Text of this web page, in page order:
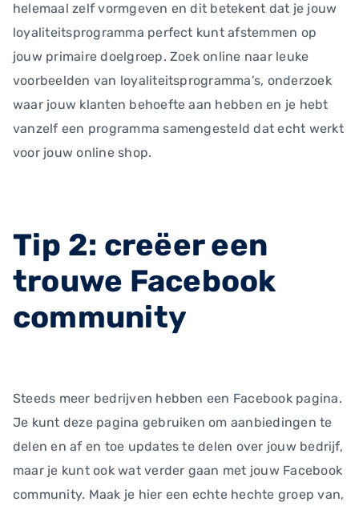
helemaal zelf vormgeven en dit betekent dat je jouw
loyaliteitsprogramma perfect kunt afstemmen op
jouw primaire doelgroep. Zoek online naar leuke
voorbeelden van loyaliteitsprogramma’s, onderzoek
waar jouw klanten behoefte aan hebben en je hebt
vanzelf een programma samengesteld dat echt werkt
voor jouw online shop.
Tip 2: creëer een
trouwe Facebook
community
Steeds meer bedrijven hebben een Facebook pagina.
Je kunt deze pagina gebruiken om aanbiedingen te
delen en af en toe updates te delen over jouw bedrijf,
maar je kunt ook wat verder gaan met jouw Facebook
community. Maak je hier een echte hechte groep van,